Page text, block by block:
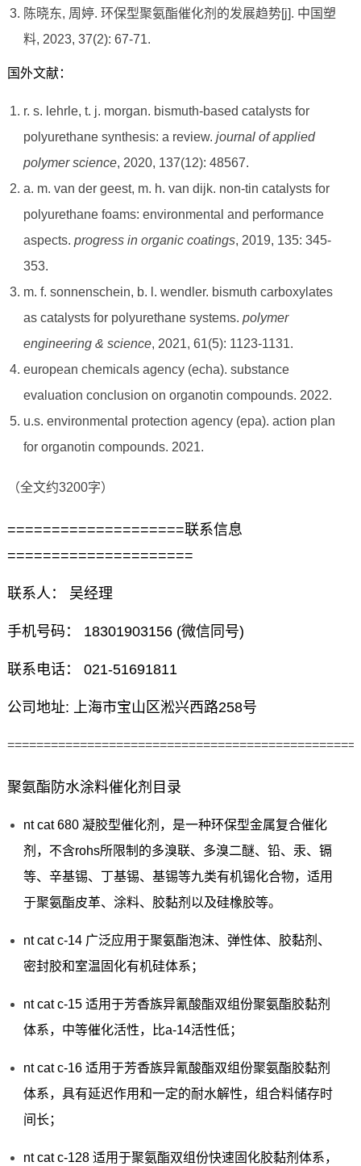
陈晓东, 周婷. 环保型聚氨酯催化剂的发展趋势[j]. 中国塑
料, 2023, 37(2): 67-71.
国外文献：
r. s. lehrle, t. j. morgan. bismuth-based catalysts for
polyurethane synthesis: a review. journal of applied
polymer science, 2020, 137(12): 48567.
a. m. van der geest, m. h. van dijk. non-tin catalysts for
polyurethane foams: environmental and performance
aspects. progress in organic coatings, 2019, 135: 345-
353.
m. f. sonnenschein, b. l. wendler. bismuth carboxylates
as catalysts for polyurethane systems. polymer
engineering & science, 2021, 61(5): 1123-1131.
european chemicals agency (echa). substance
evaluation conclusion on organotin compounds. 2022.
u.s. environmental protection agency (epa). action plan
for organotin compounds. 2021.
（全文约3200字）
====================联系信息
=====================
联系人： 吴经理
手机号码： 18301903156 (微信同号)
联系电话： 021-51691811
公司地址: 上海市宝山区淞兴西路258号
聚氨酯防水涂料催化剂目录
nt cat 680 凝胶型催化剂，是一种环保型金属复合催化
剂，不含rohs所限制的多溴联、多溴二醚、铅、汞、镉
等、辛基锡、丁基锡、基锡等九类有机锡化合物，适用
于聚氨酯皮革、涂料、胶黏剂以及硅橡胶等。
nt cat c-14 广泛应用于聚氨酯泡沫、弹性体、胶黏剂、
密封胶和室温固化有机硅体系；
nt cat c-15 适用于芳香族异氰酸酯双组份聚氨酯胶黏剂
体系，中等催化活性，比a-14活性低；
nt cat c-16 适用于芳香族异氰酸酯双组份聚氨酯胶黏剂
体系，具有延迟作用和一定的耐水解性，组合料储存时
间长；
nt cat c-128 适用于聚氨酯双组份快速固化胶黏剂体系，